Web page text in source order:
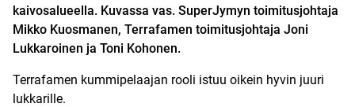
kaivosalueella. Kuvassa vas. SuperJymyn toimitusjohtaja
Mikko Kuosmanen, Terrafamen toimitusjohtaja Joni
Lukkaroinen ja Toni Kohonen.
Terrafamen kummipelaajan rooli istuu oikein hyvin juuri
lukkarille.